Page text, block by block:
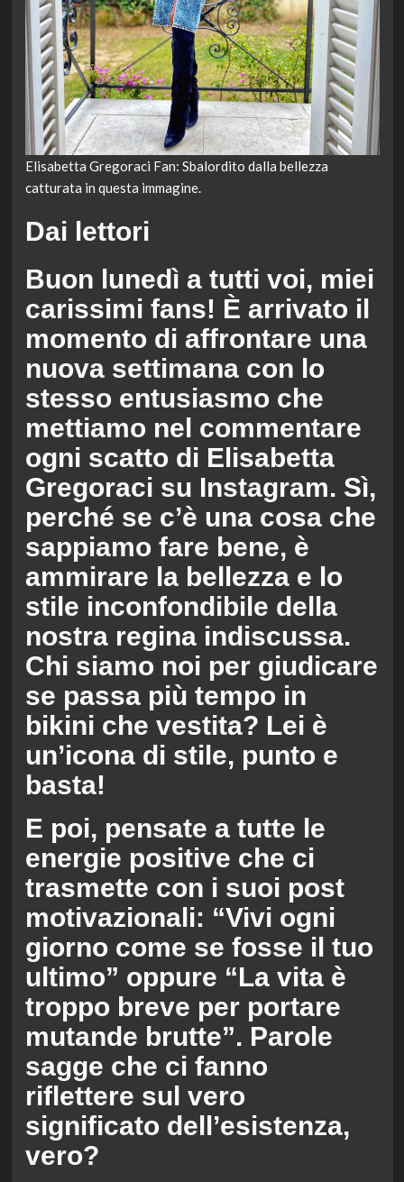
Elisabetta Gregoraci Fan: Sbalordito dalla bellezza
catturata in questa immagine.
Dai lettori
Buon lunedì a tutti voi, miei
carissimi fans! È arrivato il
momento di affrontare una
nuova settimana con lo
stesso entusiasmo che
mettiamo nel commentare
ogni scatto di Elisabetta
Gregoraci su Instagram. Sì,
perché se c’è una cosa che
sappiamo fare bene, è
ammirare la bellezza e lo
stile inconfondibile della
nostra regina indiscussa.
Chi siamo noi per giudicare
se passa più tempo in
bikini che vestita? Lei è
un’icona di stile, punto e
basta!
E poi, pensate a tutte le
energie positive che ci
trasmette con i suoi post
motivazionali: “Vivi ogni
giorno come se fosse il tuo
ultimo” oppure “La vita è
troppo breve per portare
mutande brutte”. Parole
sagge che ci fanno
riflettere sul vero
significato dell’esistenza,
vero?